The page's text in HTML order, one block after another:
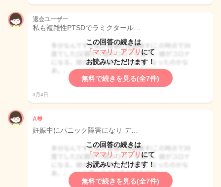
退会ユーザー
私も複雑性PTSDでラミクタール…
この回答の続きは
「ママリ」アプリ にて
お読みいただけます！
無料で続きを見る(全7件)
3月4日
A🐸
妊娠中にパニック障害になり デ…
この回答の続きは
「ママリ」アプリ にて
お読みいただけます！
無料で続きを見る(全7件)